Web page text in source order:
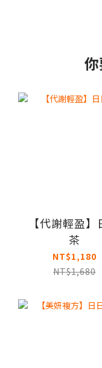
【代謝輕盈】
茶
NT$1,180
NT$1,680